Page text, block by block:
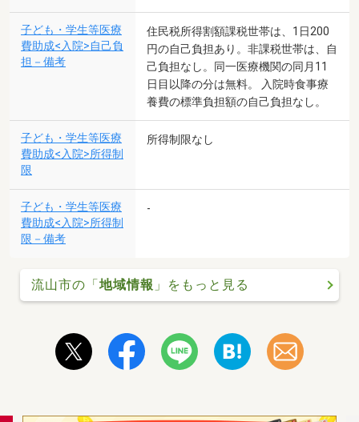
子ども・学生等医療
費助成<入院>自己負
担－備考
住民税所得割額課税世帯は、1日200
円の自己負担あり。非課税世帯は、自
己負担なし。同一医療機関の同月11
日目以降の分は無料。 入院時食事療
養費の標準負担額の自己負担なし。
子ども・学生等医療
費助成<入院>所得制
限
所得制限なし
子ども・学生等医療
費助成<入院>所得制
限－備考
-
流山市の「地域情報 」をもっと見る